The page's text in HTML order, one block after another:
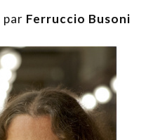
par Ferruccio Busoni